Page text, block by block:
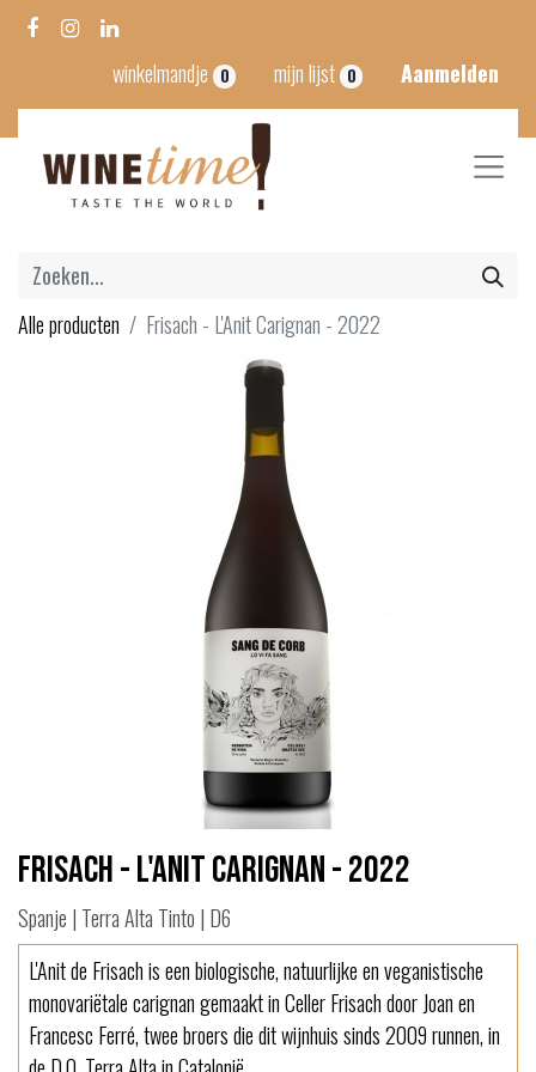
winkelmandje 0 mijn lijst 0 Aanmelden
Alle producten Frisach - L'Anit Carignan - 2022
Frisach - L'Anit Carignan - 2022
Spanje | Terra Alta Tinto | D6
L'Anit de Frisach is een biologische, natuurlijke en veganistische
monovariëtale carignan gemaakt in Celler Frisach door Joan en
Francesc Ferré, twee broers die dit wijnhuis sinds 2009 runnen, in